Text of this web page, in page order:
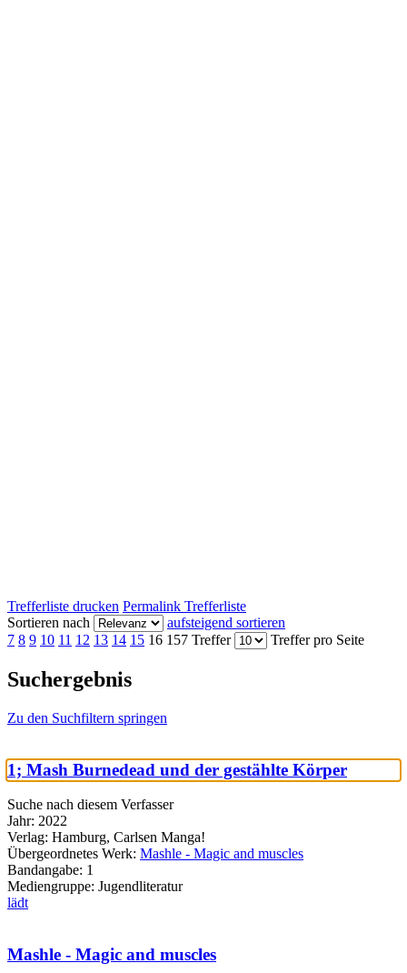
Trefferliste drucken Permalink Trefferliste
Sortieren nach
aufsteigend sortieren
7 8 9 10 11 12 13 14 15 16 157 Treffer Treffer pro Seite
Suchergebnis
Zu den Suchfiltern springen
1; Mash Burnedead und der gestählte Körper
Suche nach diesem Verfasser
Jahr: 2022
Verlag: Hamburg, Carlsen Manga!
Übergeordnetes Werk: Mashle - Magic and muscles
Bandangabe: 1
Mediengruppe: Jugendliteratur
lädt
Mashle - Magic and muscles